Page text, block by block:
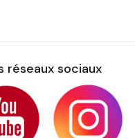
réseaux sociaux